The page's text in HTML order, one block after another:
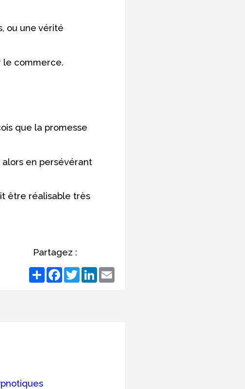
ou une vérité
le commerce.
que la promesse
alors en persévérant
être réalisable très
Partagez :
Share Facebook Twitter LinkedIn